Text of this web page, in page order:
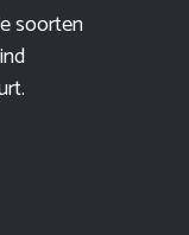
soorten